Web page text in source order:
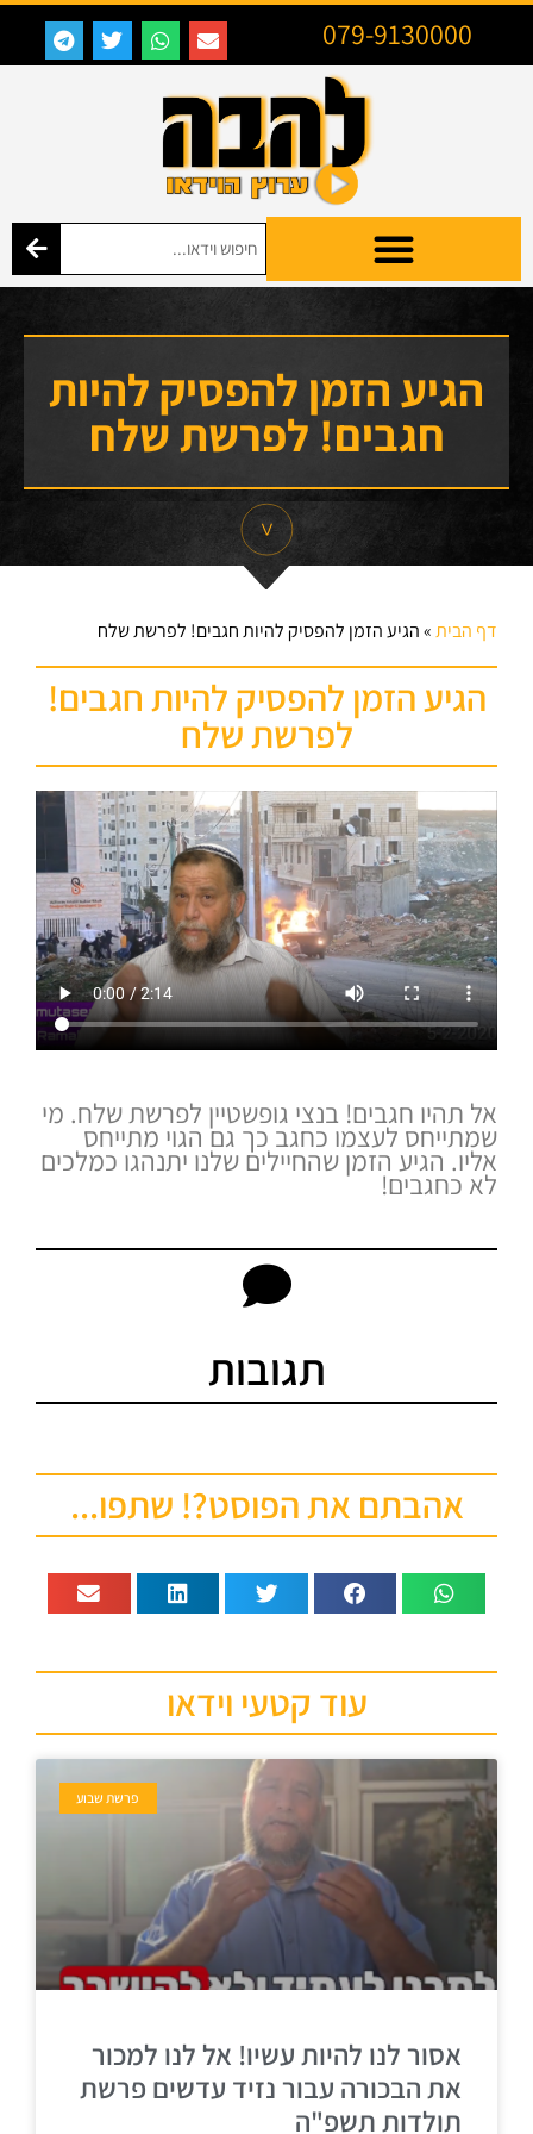
079-9130000
הגיע הזמן להפסיק להיות
חגבים! לפרשת שלח
דף הבית»הגיע הזמן להפסיק להיות חגבים! לפרשת שלח
הגיע הזמן להפסיק להיות חגבים!
לפרשת שלח
אל תהיו חגבים! בנצי גופשטיין לפרשת שלח. מי
שמתייחס לעצמו כחגב כך גם הגוי מתייחס
אליו. הגיע הזמן שהחיילים שלנו יתנהגו כמלכים
לא כחגבים!
תגובות
אהבתם את הפוסט?! שתפו...
עוד קטעי וידאו
פרשת שבוע
אסור לנו להיות עשיו! אל לנו למכור
את הבכורה עבור נזיד עדשים פרשת
תולדות תשפ"ה